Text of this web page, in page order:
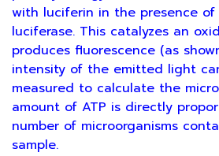
with luciferin in the presence of
luciferase. This catalyzes an
produces fluorescence (as
intensity of the emitted light
measured to calculate the
amount of ATP is directly
number of microorganisms
sample.